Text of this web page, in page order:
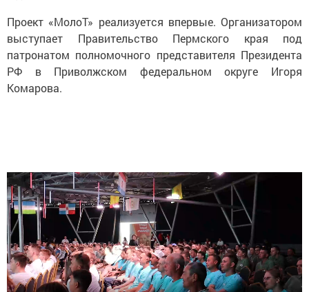
Проект «МолоТ» реализуется впервые. Организатором
выступает Правительство Пермского края под
патронатом полномочного представителя Президента
РФ в Приволжском федеральном округе Игоря
Комарова.